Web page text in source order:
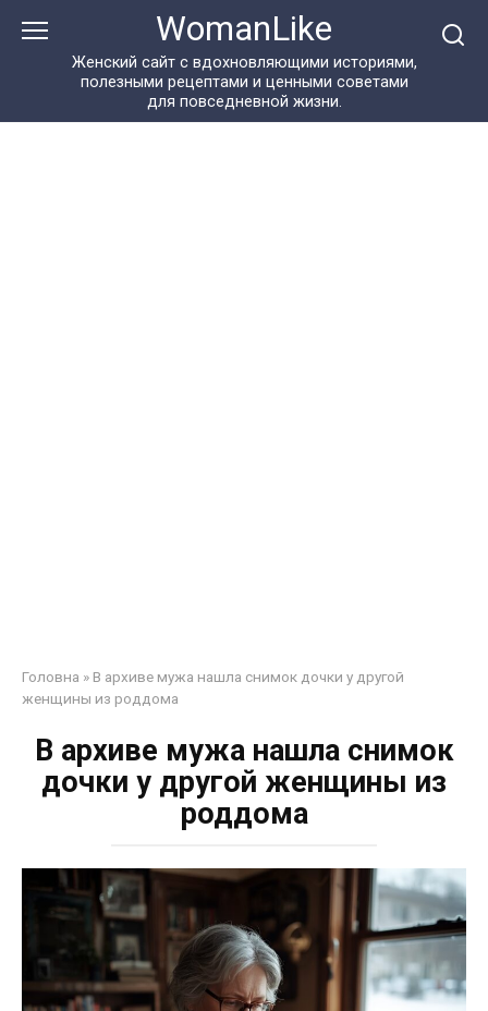
WomanLike
Женский сайт с вдохновляющими историями,
полезными рецептами и ценными советами
для повседневной жизни.
Головна » В архиве мужа нашла снимок дочки у другой
женщины из роддома
В архиве мужа нашла снимок
дочки у другой женщины из
роддома